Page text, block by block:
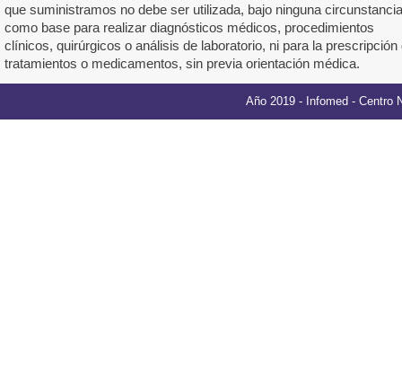
que suministramos no debe ser utilizada, bajo ninguna
como base para realizar diagnósticos médicos, procedimientos
clínicos, quirúrgicos o análisis de laboratorio, ni para la prescripción
tratamientos o medicamentos, sin previa orientación médica.
Año 2019 - Infomed - Centro